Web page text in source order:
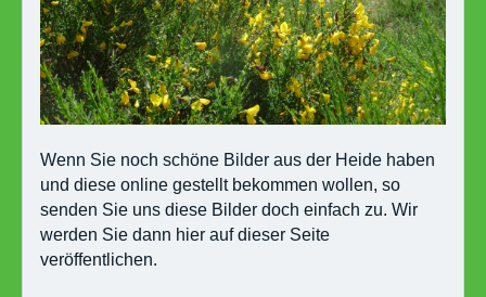
Wenn Sie noch schöne Bilder aus der Heide haben
und diese online gestellt bekommen wollen, so
senden Sie uns diese Bilder doch einfach zu. Wir
werden Sie dann hier auf dieser Seite
veröffentlichen.